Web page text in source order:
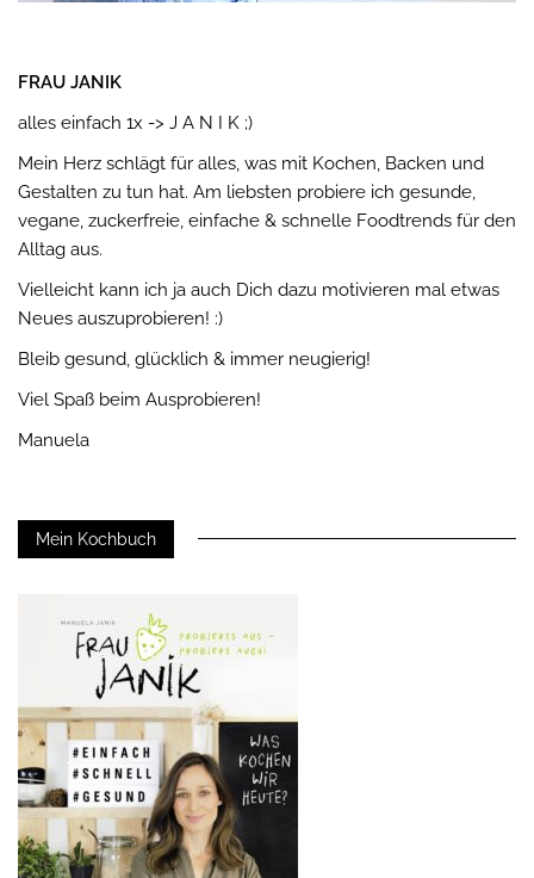
FRAU JANIK
alles einfach 1x -> J A N I K ;)
Mein Herz schlägt für alles, was mit Kochen, Backen und
Gestalten zu tun hat. Am liebsten probiere ich gesunde,
vegane, zuckerfreie, einfache & schnelle Foodtrends für den
Alltag aus.
Vielleicht kann ich ja auch Dich dazu motivieren mal etwas
Neues auszuprobieren! :)
Bleib gesund, glücklich & immer neugierig!
Viel Spaß beim Ausprobieren!
Manuela
Mein Kochbuch